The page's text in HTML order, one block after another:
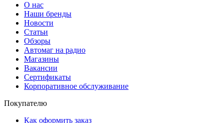
О нас
Наши бренды
Новости
Статьи
Обзоры
Автомаг на радио
Магазины
Вакансии
Сертификаты
Корпоративное обслуживание
Покупателю
Как оформить заказ